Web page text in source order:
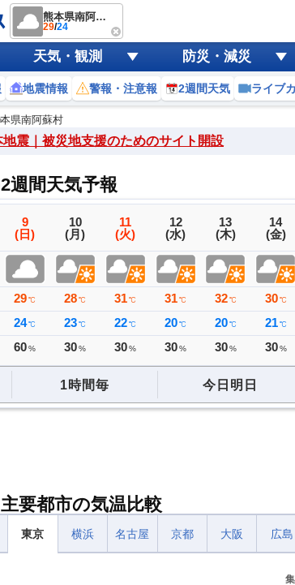
熊本県南阿蘇村
29/24
天気・観測 防災・減災
地震情報 警報・注意報 2週間天気 ライブ
県南阿蘇村
震｜被災地支援のためのサイト開設
週間天気予報
9
(日)
29 ℃
24℃
60 %
10
(月)
28 ℃
23 ℃
30 %
11
(火)
31℃
22℃
30%
12
(水)
31℃
20℃
30%
13
(木)
32℃
20℃
30%
14
(金)
30℃
21℃
30%
1時間毎 今日明日
要都市の気温比較
東京 横浜 名古屋 京都 大阪 広島